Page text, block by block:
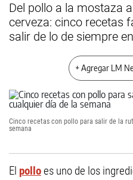
Del pollo a la mostaza
cerveza: cinco recetas
salir de lo de siempre
+ Agregar LM
Cinco recetas con pollo para salir de la
semana
El polloes uno de los